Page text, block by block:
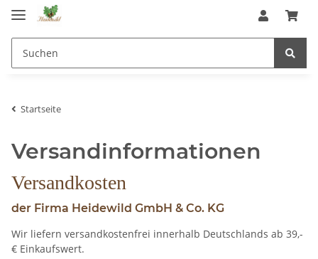
Startseite
Versandinformationen
Versandkosten
der Firma Heidewild GmbH & Co. KG
Wir liefern versandkostenfrei innerhalb Deutschlands ab 39,-
€ Einkaufswert.